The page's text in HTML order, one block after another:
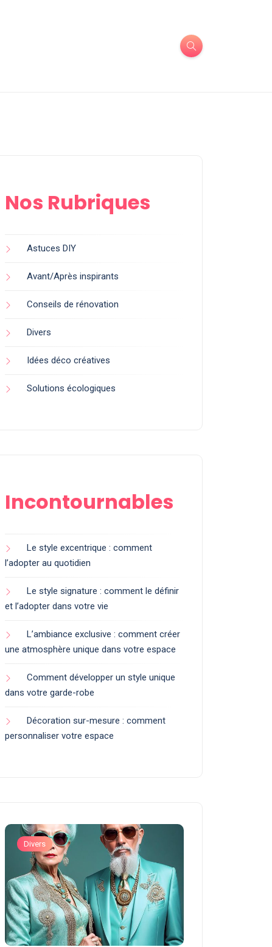
Nos Rubriques
Astuces DIY
Avant/Après inspirants
Conseils de rénovation
Divers
Idées déco créatives
Solutions écologiques
Incontournables
Le style excentrique : comment
l’adopter au quotidien
Le style signature : comment le définir
et l’adopter dans votre vie
L’ambiance exclusive : comment créer
une atmosphère unique dans votre espace
Comment développer un style unique
dans votre garde-robe
Décoration sur-mesure : comment
personnaliser votre espace
Divers